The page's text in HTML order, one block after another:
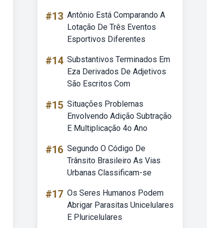
#13 Antônio Está Comparando A
Lotação De Três Eventos
Esportivos Diferentes
#14 Substantivos Terminados Em
Eza Derivados De Adjetivos
São Escritos Com
#15 Situações Problemas
Envolvendo Adição Subtração
E Multiplicação 4o Ano
#16 Segundo O Código De
Trânsito Brasileiro As Vias
Urbanas Classificam-se
#17 Os Seres Humanos Podem
Abrigar Parasitas Unicelulares
E Pluricelulares